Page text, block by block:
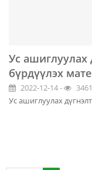
Ус ашиглуулах
бүрдүүлэх
2022-12-14 -
3461
Ус ашиглуулах дүгнэлт